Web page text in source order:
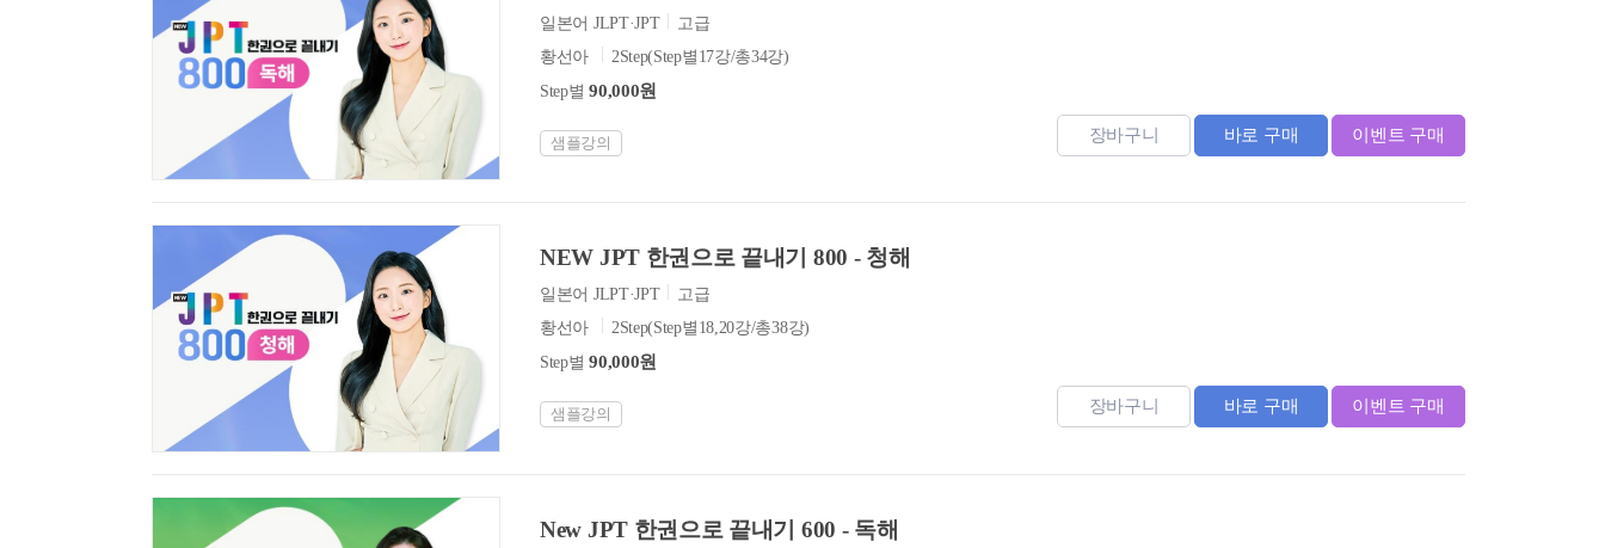
일본어 JLPT·JPT
고급
황선아
2Step(Step별17강/총34강)
Step별90,000원
샘플강의 장바구니 바로 구매 이벤트 구매
NEW JPT 한권으로 끝내기 800 - 청해
일본어 JLPT·JPT
고급
황선아
2Step(Step별18,20강/총38강)
Step별90,000원
샘플강의 장바구니 바로 구매 이벤트 구매
New JPT 한권으로 끝내기 600 - 독해